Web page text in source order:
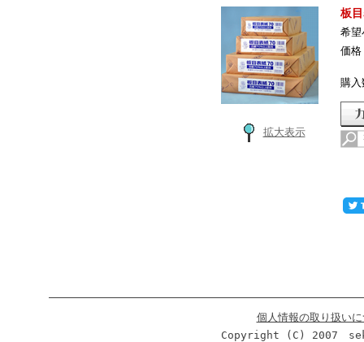
拡大表示
板
希
価
購
個人情報の取り扱い
Copyright (C) 2007